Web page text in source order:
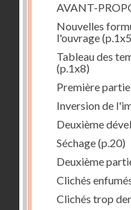
AVANT-
Nouvelles
l'ouvrage
Tableau des
(p.1x8)
Première
Inversion de
Deuxième
Séchage(p.20)
Deuxième
Clichés
Clichés trop